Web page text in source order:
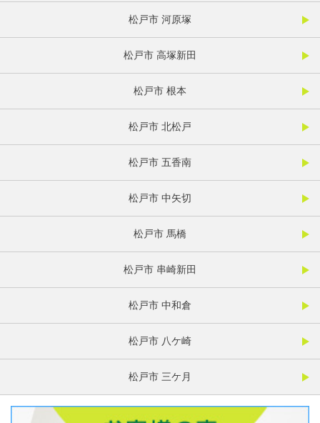
松戸市 河原塚
松戸市 高塚新田
松戸市 根本
松戸市 北松戸
松戸市 五香南
松戸市 中矢切
松戸市 馬橋
松戸市 串崎新田
松戸市 中和倉
松戸市 八ケ崎
松戸市 三ケ月